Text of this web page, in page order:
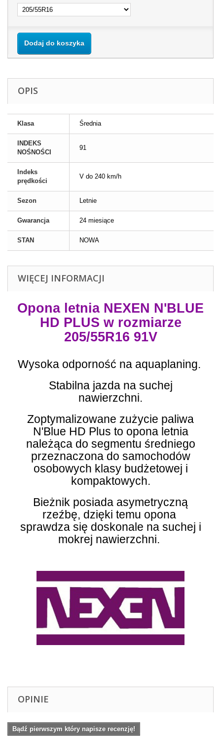
Dodaj do koszyka
OPIS
Klasa Średnia
INDEKS
NOŚNOŚCI
91
Indeks
prędkości
V do 240 km/h
Sezon Letnie
Gwarancja 24 miesiące
STAN NOWA
WIĘCEJ INFORMACJI
Opona letnia NEXEN N'BLUE
HD PLUS w rozmiarze
205/55R16 91V
Wysoka odporność na aquaplaning.
Stabilna jazda na suchej
nawierzchni.
Zoptymalizowane zużycie paliwa
N'Blue HD Plus to opona letnia
należąca do segmentu średniego
przeznaczona do samochodów
osobowych klasy budżetowej i
kompaktowych.
Bieżnik posiada asymetryczną
rzeźbę, dzięki temu opona
sprawdza się doskonale na suchej i
mokrej nawierzchni.
OPINIE
Bądź pierwszym który napisze recenzję!